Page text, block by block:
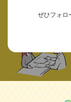
ぜひフォロ